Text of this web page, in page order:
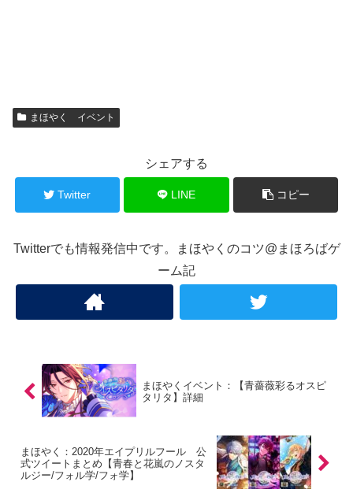
まほやく イベント
シェアする
Twitter LINE コピー
Twitterでも情報発信中です。まほやくのコツ@まほろばゲ
ーム記
まほやくイベント：【青薔薇彩るオスピ
タリタ】詳細
まほやく：2020年エイプリルフール 公
式ツイートまとめ【青春と花嵐のノスタ
ルジー/フォル学/フォ学】